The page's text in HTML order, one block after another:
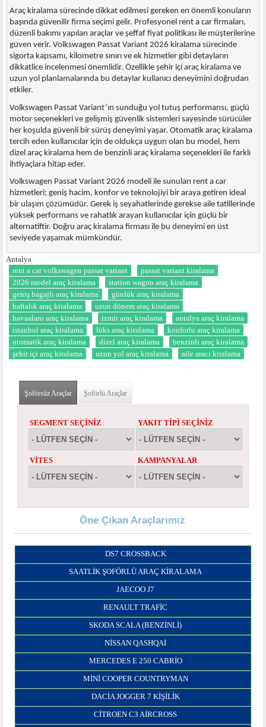
Araç kiralama sürecinde dikkat edilmesi gereken en önemli konuların
başında güvenilir firma seçimi gelir. Profesyonel rent a car firmaları,
düzenli bakımı yapılan araçlar ve şeffaf fiyat politikası ile müşterilerine
güven verir. Volkswagen Passat Variant 2026 kiralama sürecinde
sigorta kapsamı, kilometre sınırı ve ek hizmetler gibi detayların
dikkatlice incelenmesi önemlidir. Özellikle şehir içi araç kiralama ve
uzun yol planlamalarında bu detaylar kullanıcı deneyimini doğrudan
etkiler.
Volkswagen Passat Variant’ın sunduğu yol tutuş performansı, güçlü
motor seçenekleri ve gelişmiş güvenlik sistemleri sayesinde sürücüler
her koşulda güvenli bir sürüş deneyimi yaşar. Otomatik araç kiralama
tercih eden kullanıcılar için de oldukça uygun olan bu model, hem
dizel araç kiralama hem de benzinli araç kiralama seçenekleri ile farklı
ihtiyaçlara hitap eder.
Volkswagen Passat Variant 2026 modeli ile sunulan rent a car
hizmetleri; geniş hacim, konfor ve teknolojiyi bir araya getiren ideal
bir ulaşım çözümüdür. Gerek iş seyahatlerinde gerekse aile tatillerinde
yüksek performans ve rahatlık arayan kullanıcılar için güçlü bir
alternatiftir. Doğru araç kiralama firması ile bu deneyimi en üst
seviyede yaşamak mümkündür.
Antalya
rent a car volkswagen passat variant
passat variant kiralama
2026 model araç kiralama
station wagon araç kiralama
geniş bagajlı araç kiralama
günlük araç kiralama
haftalık araç kiralama
uzun dönem araç kiralama
havaalanı araç kiralama
izmir araç kiralama
antalya araç kiralama
istanbul araç kiralama
lüks araç kiralama
konforlu araç kiralama
otomatik araç kiralama
dizel araç kiralama
benzinli araç kiralama
şehir içi araç kiralama
uzun yol araç kiralama aile aracı kiralama
Şoförsüz Araçlar(etkin sekme)
Şoförlü Araçlar
SEGMENT SEÇINIZ YAKIT TIPI SEÇINIZ
VITES KAMPANYALAR
Öne Çıkan Araçlarımız
DS7 CROSSBACK
SAATLİK ŞOFÖRLÜ ARAÇ KİRALAMA
JAECOO J7
RENAULT TRAFIC
SKODA SCALA (BENZINLI)
NISSAN QASHQAI
MERCEDES E 250 CABRIO
MINI COOPER COUNTRYMAN
DACIA JOGGER 7 KIŞILIK
CITROEN C3 AIRCROSS